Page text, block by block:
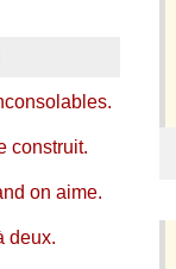
construit.
on aime.
deux.